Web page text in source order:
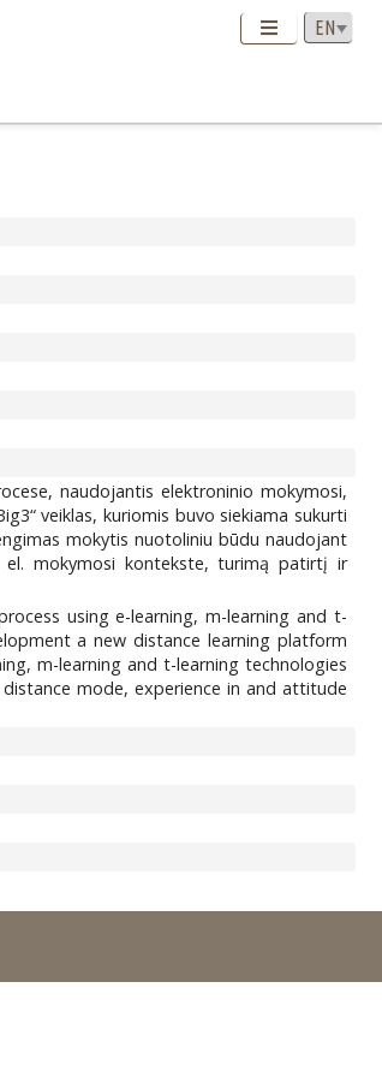
naudojantis elektroninio mokymosi,
veiklas, kuriomis buvo siekiama sukurti
mokytis nuotoliniu būdu naudojant
el. mokymosi kontekste, turimą patirtį ir
using e-learning, m-learning and t-
a new distance learning platform
m-learning and t-learning technologies
mode, experience in and attitude